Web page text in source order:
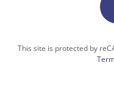
This site is protected by